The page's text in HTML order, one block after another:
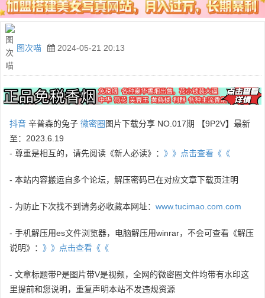
图次喵 2024-05-21 20:13
抖音 辛普森的兔子 微密圈 图片下载分享 NO.017期 【9P2V】最新
至：2023.6.19
- 尊重是相互的，请先阅读《新人必读》： 》》点击查看《《
- 本站内容搬运自多个论坛，解压密码已在对应文章下载页注明
- 为防止下次找不到请务必收藏本网址： www.tucimao.com.com
- 手机解压用es文件浏览器，电脑解压用winrar，不会可查看《解压
说明》： 》》点击查看《《
- 文章标题带P是图片带V是视频，全网的微密圈文件均带有水印这
里提前和您说明，重复声明本站不发违规资源